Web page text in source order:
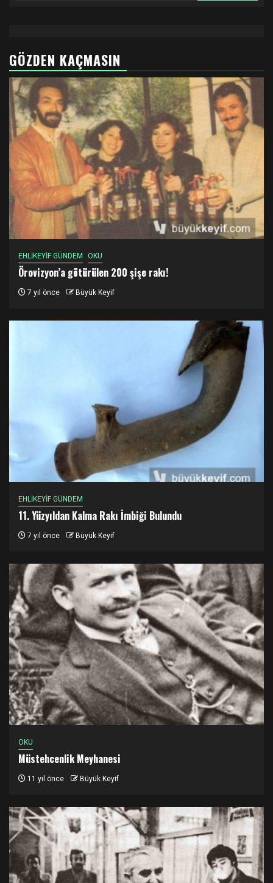
GÖZDEN KAÇMASIN
EHLİKEYİF GÜNDEM OKU
Örovizyon’a götürülen 200 şişe rakı!
7 yıl önce Büyük Keyif
EHLİKEYİF GÜNDEM
11. Yüzyıldan Kalma Rakı İmbiği Bulundu
7 yıl önce Büyük Keyif
OKU
Müstehcenlik Meyhanesi
11 yıl önce Büyük Keyif